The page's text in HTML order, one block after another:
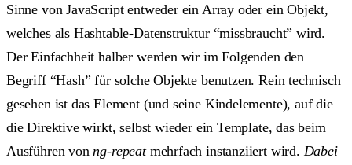
Sinne von JavaScript entweder ein Array oder ein Objekt,
welches als Hashtable-Datenstruktur “missbraucht” wird.
Der Einfachheit halber werden wir im Folgenden den
Begriff “Hash” für solche Objekte benutzen. Rein technisch
gesehen ist das Element (und seine Kindelemente), auf die
die Direktive wirkt, selbst wieder ein Template, das beim
Ausführen von ng-repeatmehrfach instanziiert wird. Dabei